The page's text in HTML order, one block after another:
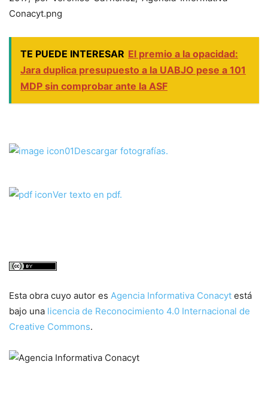
TE PUEDE INTERESAR El premio a la opacidad:
Jara duplica presupuesto a la UABJO pese a 101
MDP sin comprobar ante la ASF
Descargar fotografías.
Ver texto en pdf.
Esta obra cuyo autor es Agencia Informativa Conacyt está
bajo una licencia de Reconocimiento 4.0 Internacional de
Creative Commons.